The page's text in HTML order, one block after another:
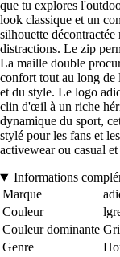
que tu explores
look classique et un
silhouette
distractions. Le zip
La maille double
confort tout au long de
et du style. Le logo
clin d'œil à un riche
dynamique du sport,
stylé pour les fans et
activewear ou casual
Informations
Marque
Couleur
Couleur dominante
Genre